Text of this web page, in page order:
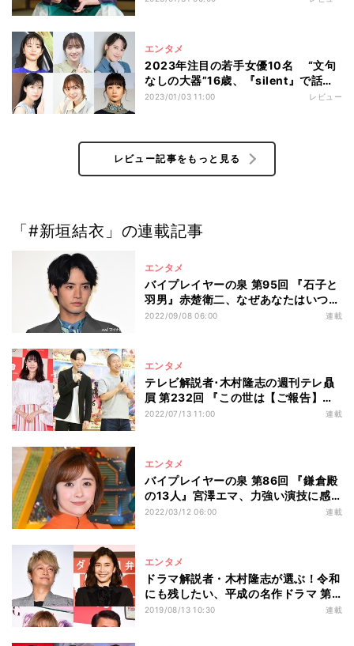
エンタメ
2023年注目の若手女優10名 “文句
なしの大器”16歳、『silent』で話題
の才女…ブレイク候補目白押し
2023/01/03 11:00 レビュー
レビュー記事をもっと見る
「#新垣結衣」の連載記事
エンタメ
バイプレイヤーの泉 第95回 『石子と
羽男』赤楚衛二、なぜあなたはいつも
罪を負う?
2022/09/08 06:00 連載
エンタメ
テレビ解説者･木村隆志の週刊テレ贔
屓 第232回 『この世は【ご報告】で
あふれてる!?』“家ついて―”に続くゴ
2022/07/13 11:00 連載
エンタメ
バイプレイヤーの泉 第86回 『鎌倉殿
の13人』宮澤エマ、力強い演技に感
情を揺さぶられて
2022/03/12 06:00 連載
エンタメ
ドラマ解説者・木村隆志が選ぶ！令和
にも残したい、平成の名作ドラマ 第
20回 香取慎吾と竹内結子の新境地 -
2019/08/13 10:30 連載